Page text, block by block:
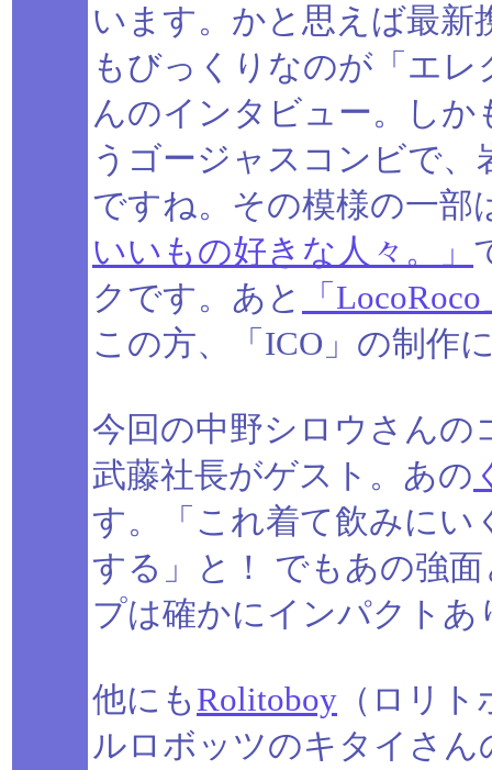
います。かと思えば最新
もびっくりなのが「エ
んのインタビュー。し
うゴージャスコンビで
ですね。その模様の一部
いいもの好きな人々。」
クです。あと
「
この方、「ICO」の制作
今回の中野シロウさんの
武藤社長がゲスト。あの
す。「これ着て飲みにい
する」と！ でもあの強
プは確かにインパクトあ
他にも Rolitoboy （ロリ
ルロボッツのキタイさ